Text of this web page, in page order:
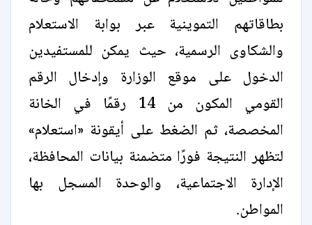
بطاقاتهم التموينية عبر بوابة الاستعلام
والشكاوى الرسمية، حيث يمكن للمستفيدين
الدخول على موقع الوزارة وإدخال الرقم
القومي المكون من 14 رقمًا في الخانة
المخصصة، ثم الضغط على أيقونة «استعلام»
لتظهر النتيجة فورًا متضمنة بيانات المحافظة،
الإدارة الاجتماعية، والوحدة المسجل بها
المواطن.